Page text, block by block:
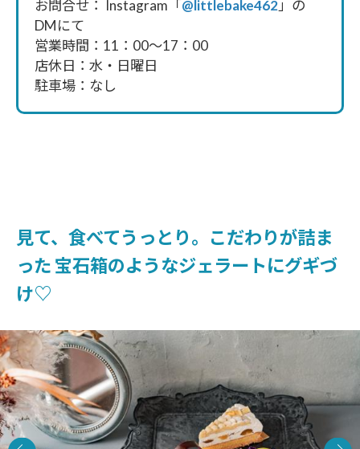
お問合せ： Instagram「@littlebake462」の
DMにて
営業時間：11：00～17：00
店休日：水・日曜日
駐車場：なし
見て、食べてうっとり。こだわりが詰ま
った 宝石箱のようなジェラートにグギづ
け♡